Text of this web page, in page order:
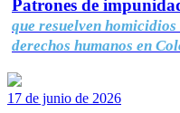
Patrones de
que resuelven
derechos humanos en
17 de junio de 2026